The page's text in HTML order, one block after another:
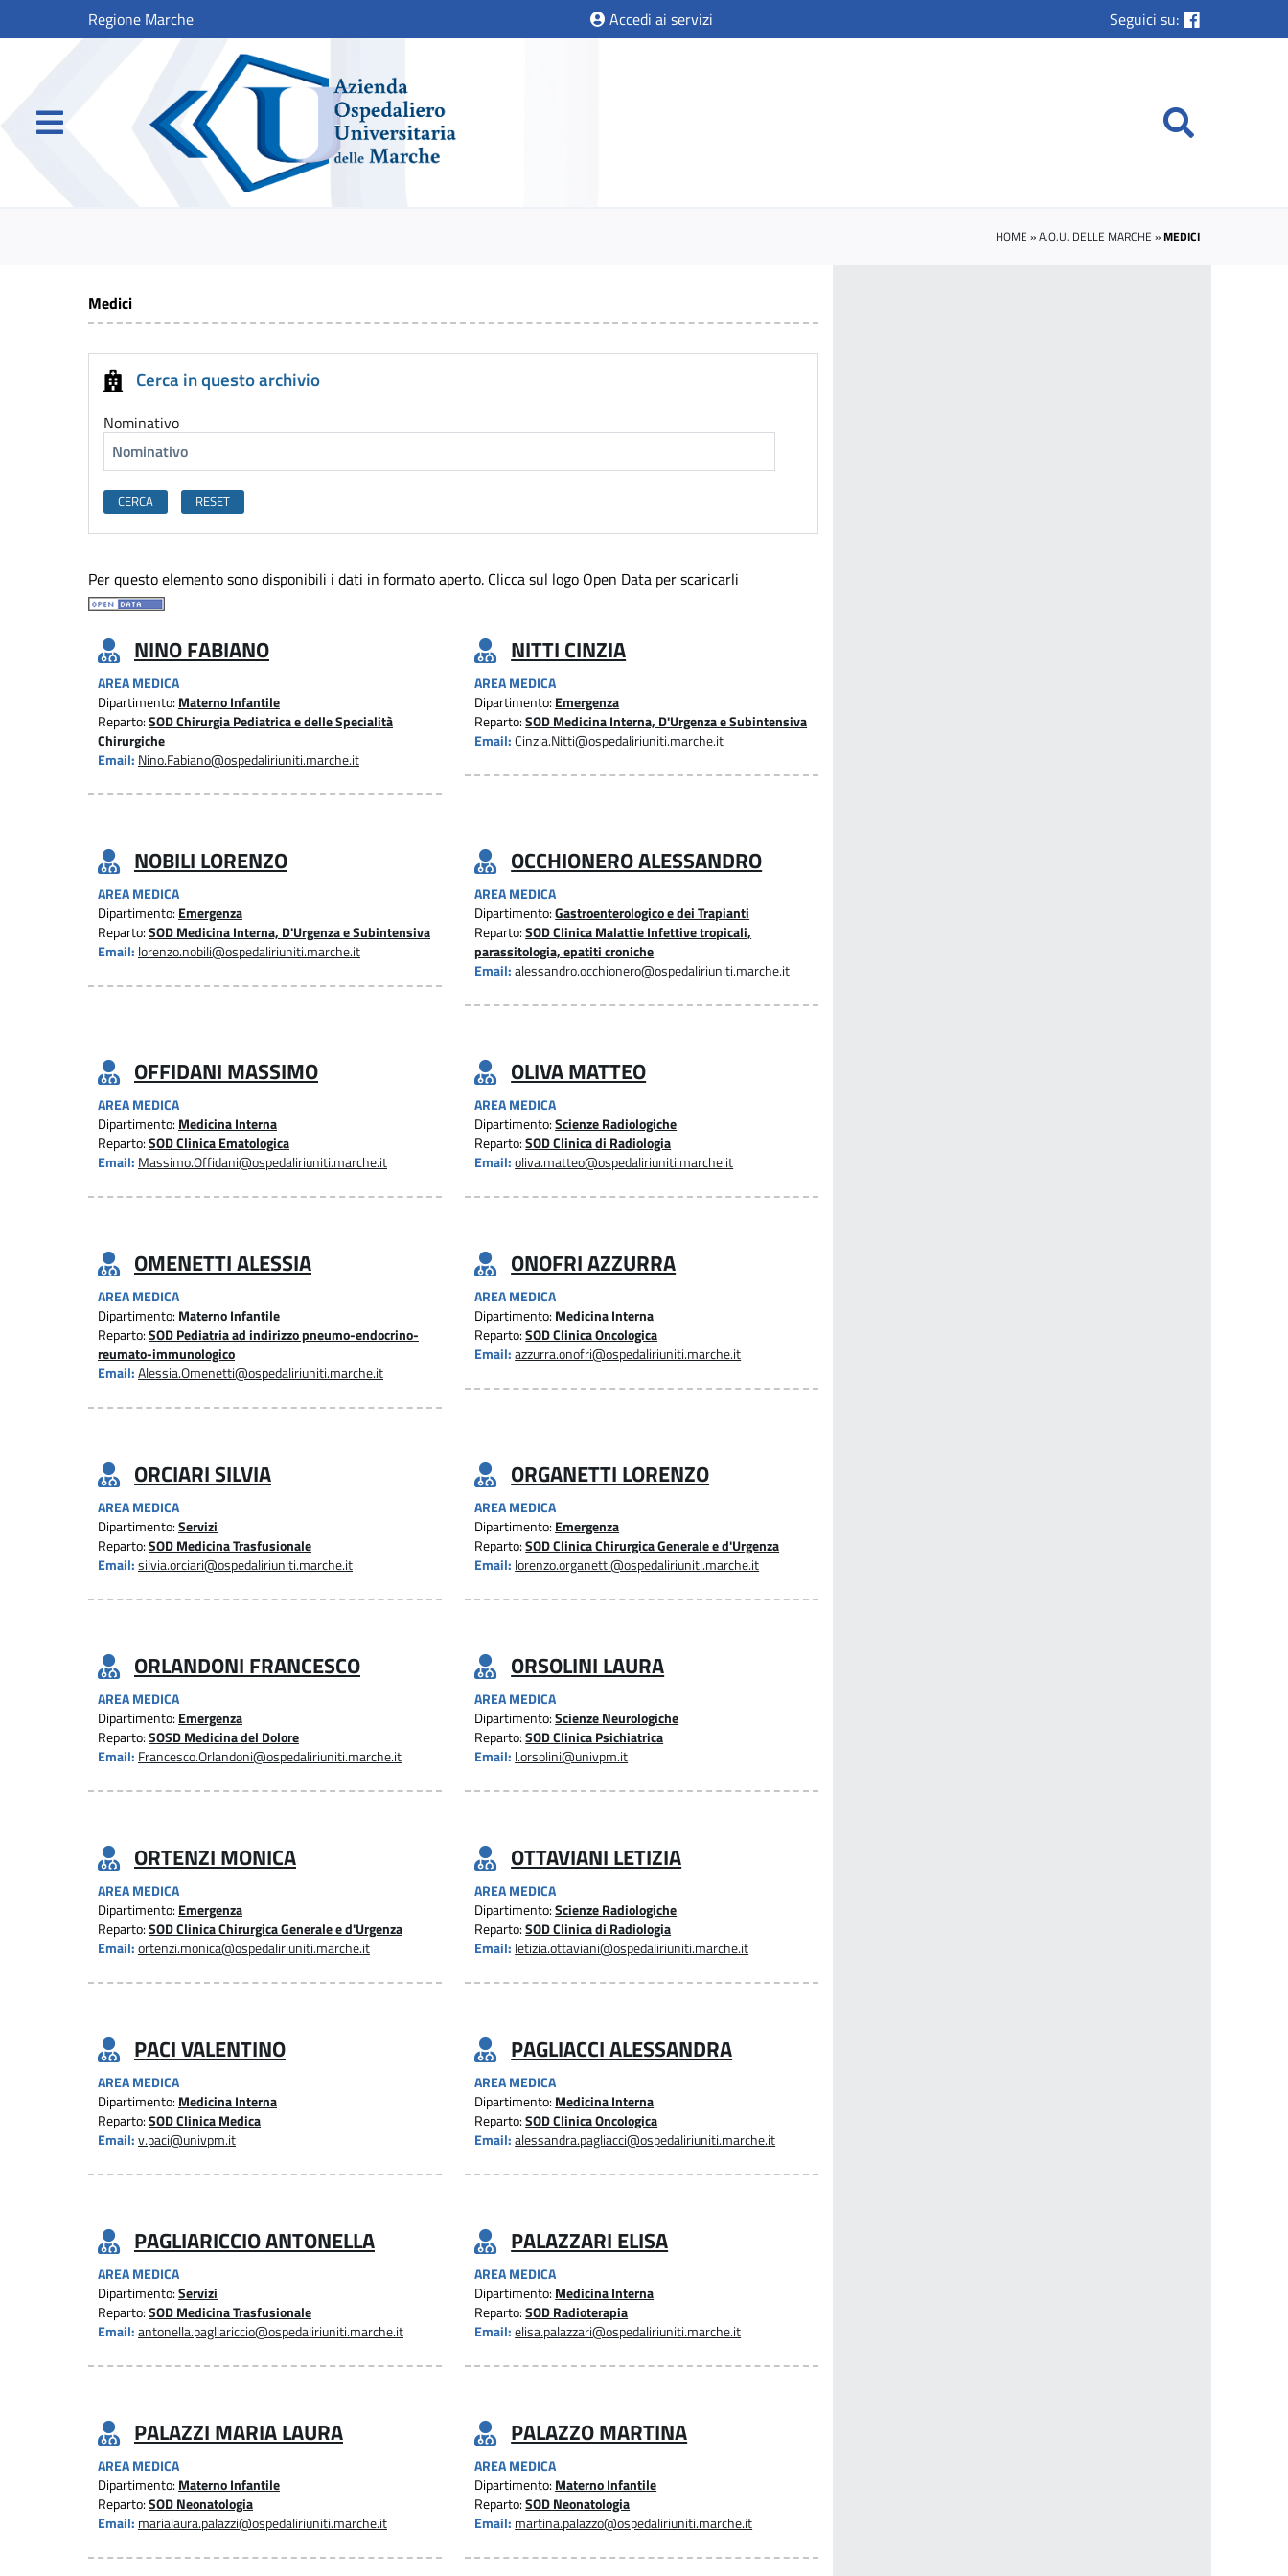
Regione Marche Accedi ai servizi Seguici su:
HOME »A.O.U. DELLE MARCHE »MEDICI
Medici
Cerca in questo archivio
Nominativo
Per questo elemento sono disponibili i dati in formato aperto. Clicca sul logo Open Data per scaricarli
NINO FABIANO
AREA MEDICA
Dipartimento: Materno Infantile
Reparto:SOD Chirurgia Pediatrica e delle Specialità
Chirurgiche
Email: Nino.Fabiano@ospedaliriuniti.marche.it
NITTI CINZIA
AREA MEDICA
Dipartimento: Emergenza
Reparto:SOD Medicina Interna, D'Urgenza e Subintensiva
Email:Cinzia.Nitti@ospedaliriuniti.marche.it
NOBILI LORENZO
AREA MEDICA
Dipartimento: Emergenza
Reparto:SOD Medicina Interna, D'Urgenza e Subintensiva
Email: lorenzo.nobili@ospedaliriuniti.marche.it
OCCHIONERO ALESSANDRO
AREA MEDICA
Dipartimento:Gastroenterologico e dei Trapianti
Reparto:SOD Clinica Malattie Infettive tropicali,
parassitologia, epatiti croniche
Email:alessandro.occhionero@ospedaliriuniti.marche.it
OFFIDANI MASSIMO
AREA MEDICA
Dipartimento: Medicina Interna
Reparto:SOD Clinica Ematologica
Email: Massimo.Offidani@ospedaliriuniti.marche.it
OLIVA MATTEO
AREA MEDICA
Dipartimento:Scienze Radiologiche
Reparto:SOD Clinica di Radiologia
Email:oliva.matteo@ospedaliriuniti.marche.it
OMENETTI ALESSIA
AREA MEDICA
Dipartimento: Materno Infantile
Reparto:SOD Pediatria ad indirizzo pneumo-endocrino-
reumato-immunologico
Email: Alessia.Omenetti@ospedaliriuniti.marche.it
ONOFRI AZZURRA
AREA MEDICA
Dipartimento: Medicina Interna
Reparto:SOD Clinica Oncologica
Email:azzurra.onofri@ospedaliriuniti.marche.it
ORCIARI SILVIA
AREA MEDICA
Dipartimento:Servizi
Reparto:SOD Medicina Trasfusionale
Email: silvia.orciari@ospedaliriuniti.marche.it
ORGANETTI LORENZO
AREA MEDICA
Dipartimento: Emergenza
Reparto:SOD Clinica Chirurgica Generale e d'Urgenza
Email: lorenzo.organetti@ospedaliriuniti.marche.it
ORLANDONI FRANCESCO
AREA MEDICA
Dipartimento: Emergenza
Reparto:SOSD Medicina del Dolore
Email: Francesco.Orlandoni@ospedaliriuniti.marche.it
ORSOLINI LAURA
AREA MEDICA
Dipartimento:Scienze Neurologiche
Reparto:SOD Clinica Psichiatrica
Email: l.orsolini@univpm.it
ORTENZI MONICA
AREA MEDICA
Dipartimento: Emergenza
Reparto:SOD Clinica Chirurgica Generale e d'Urgenza
Email: ortenzi.monica@ospedaliriuniti.marche.it
OTTAVIANI LETIZIA
AREA MEDICA
Dipartimento:Scienze Radiologiche
Reparto:SOD Clinica di Radiologia
Email: letizia.ottaviani@ospedaliriuniti.marche.it
PACI VALENTINO
AREA MEDICA
Dipartimento: Medicina Interna
Reparto:SOD Clinica Medica
Email: v.paci@univpm.it
PAGLIACCI ALESSANDRA
AREA MEDICA
Dipartimento: Medicina Interna
Reparto:SOD Clinica Oncologica
Email:alessandra.pagliacci@ospedaliriuniti.marche.it
PAGLIARICCIO ANTONELLA
AREA MEDICA
Dipartimento:Servizi
Reparto:SOD Medicina Trasfusionale
Email: antonella.pagliariccio@ospedaliriuniti.marche.it
PALAZZARI ELISA
AREA MEDICA
Dipartimento: Medicina Interna
Reparto:SOD Radioterapia
Email:elisa.palazzari@ospedaliriuniti.marche.it
PALAZZI MARIA LAURA
AREA MEDICA
Dipartimento: Materno Infantile
Reparto:SOD Neonatologia
Email: marialaura.palazzi@ospedaliriuniti.marche.it
PALAZZO MARTINA
AREA MEDICA
Dipartimento: Materno Infantile
Reparto:SOD Neonatologia
Email: martina.palazzo@ospedaliriuniti.marche.it